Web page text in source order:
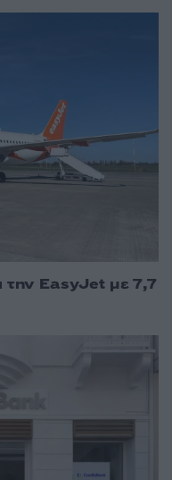
την EasyJet με 7,7